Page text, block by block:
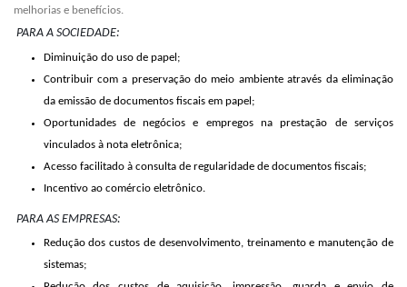
melhorias e benefícios.
PARA A SOCIEDADE:
Diminuição do uso de papel;
Contribuir com a preservação do meio ambiente através da eliminação
da emissão de documentos fiscais em papel;
Oportunidades de negócios e empregos na prestação de serviços
vinculados à nota eletrônica;
Acesso facilitado à consulta de regularidade de documentos fiscais;
Incentivo ao comércio eletrônico.
PARA AS EMPRESAS:
Redução dos custos de desenvolvimento, treinamento e manutenção de
sistemas;